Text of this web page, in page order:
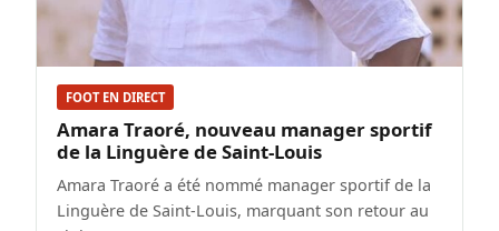
FOOT EN DIRECT
Amara Traoré, nouveau manager sportif
de la Linguère de Saint-Louis
Amara Traoré a été nommé manager sportif de la
Linguère de Saint-Louis, marquant son retour au